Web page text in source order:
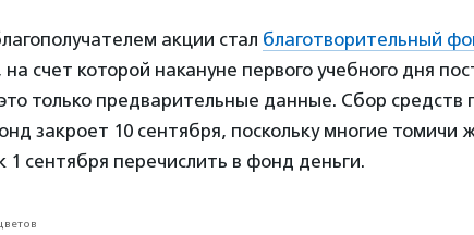
акции стал благотворительный
на счет которой накануне первого учебного дня
только предварительные данные. Сбор средств
закроет 10 сентября, поскольку многие томичи
1 сентября перечислить в фонд деньги.